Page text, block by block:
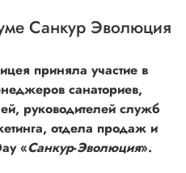
Санкур Эволюция
приняла участие в
санаториев,
руководителей служб
отдела продаж и
«Санкур-Эволюция».